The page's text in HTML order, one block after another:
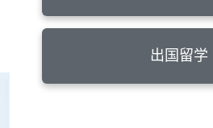
出国留学